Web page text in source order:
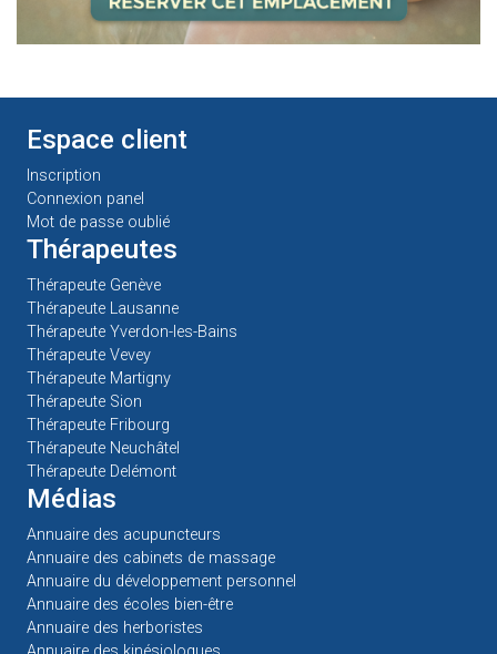
Espace client
Inscription
Connexion panel
Mot de passe oublié
Thérapeutes
Thérapeute Genève
Thérapeute Lausanne
Thérapeute Yverdon-les-Bains
Thérapeute Vevey
Thérapeute Martigny
Thérapeute Sion
Thérapeute Fribourg
Thérapeute Neuchâtel
Thérapeute Delémont
Médias
Annuaire des acupuncteurs
Annuaire des cabinets de massage
Annuaire du développement personnel
Annuaire des écoles bien-être
Annuaire des herboristes